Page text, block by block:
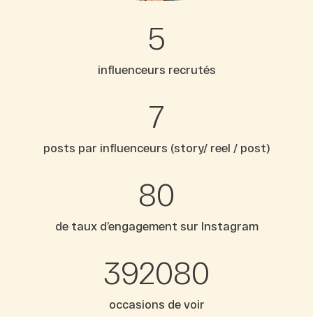
5
influenceurs recrutés
7
posts par influenceurs (story/ reel / post)
80
de taux d’engagement sur Instagram
392080
occasions de voir